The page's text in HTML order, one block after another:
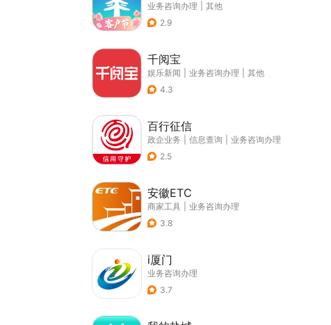
业务咨询办理
其他
2.9
千阅宝
娱乐新闻 业务咨询办理
其他
4.3
百行征信
政企业务 信息查询
业务咨询办理
2.5
安徽ETC
商家工具
业务咨询办理
3.8
i厦门
业务咨询办理
3.7